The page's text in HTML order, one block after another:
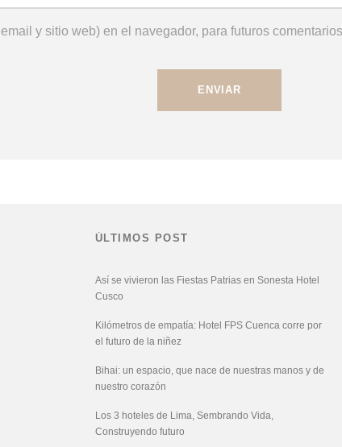
y sitio web) en el navegador, para futuros
ÚLTIMOS POST
Así se vivieron las Fiestas Patrias en Sonesta Hotel
Cusco
Kilómetros de empatía: Hotel FPS Cuenca corre por
el futuro de la niñez
Bihai: un espacio, que nace de nuestras manos y de
nuestro corazón
Los 3 hoteles de Lima, Sembrando Vida,
Construyendo futuro